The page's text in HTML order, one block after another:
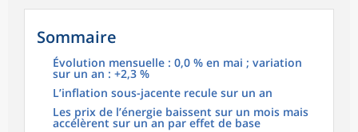
Sommaire
Évolution mensuelle : 0,0 % en mai ; variation
sur un an : +2,3 %
L’inflation sous-jacente recule sur un an
Les prix de l’énergie baissent sur un mois mais
accélèrent sur un an par effet de base